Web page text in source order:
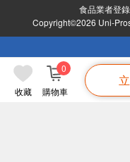
收藏 購物車
0
食品業者登
Copyright©2026 Uni-